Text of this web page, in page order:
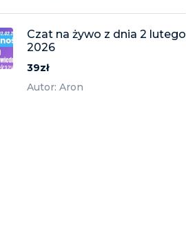
Czat na żywo z dnia 2 lutego
2026
39zł
Autor: Aron